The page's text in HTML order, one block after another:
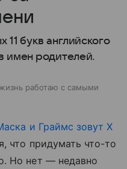
11 букв английского
имен родителей.
работаю с самыми
и Граймс зовут X
что придумать что-то
Но нет — недавно